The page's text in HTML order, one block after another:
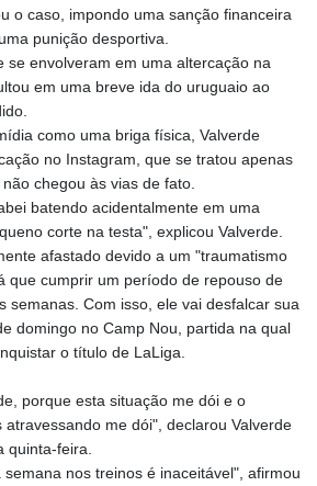
o caso, impondo uma sanção financeira
punição desportiva.
se envolveram em uma altercação na
em uma breve ida do uruguaio ao
como uma briga física, Valverde
no Instagram, que se tratou apenas
chegou às vias de fato.
batendo acidentalmente em uma
corte na testa", explicou Valverde.
afastado devido a um "traumatismo
que cumprir um período de repouso de
semanas. Com isso, ele vai desfalcar sua
domingo no Camp Nou, partida na qual
o título de LaLiga.
porque esta situação me dói e o
me dói", declarou Valverde
quinta-feira.
nos treinos é inaceitável", afirmou